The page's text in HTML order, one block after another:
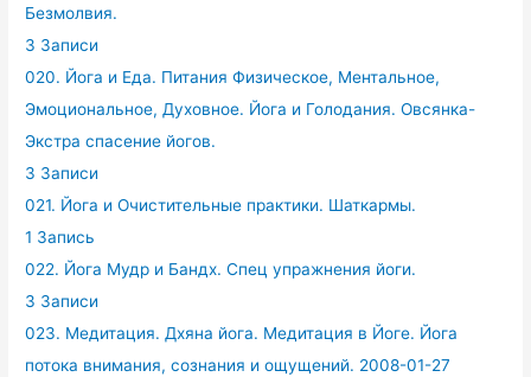
Безмолвия.
3 Записи
020. Йога и Еда. Питания Физическое, Ментальное,
Эмоциональное, Духовное. Йога и Голодания. Овсянка-
Экстра спасение йогов.
3 Записи
021. Йога и Очистительные практики. Шаткармы.
1 Запись
022. Йога Мудр и Бандх. Спец упражнения йоги.
3 Записи
023. Медитация. Дхяна йога. Медитация в Йоге. Йога
потока внимания, сознания и ощущений. 2008-01-27